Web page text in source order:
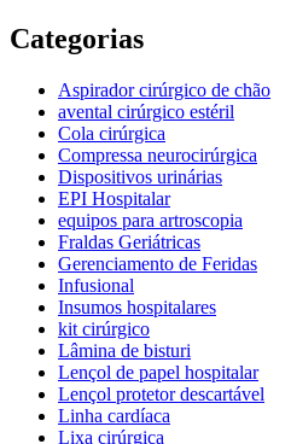
Categorias
Aspirador cirúrgico de chão
avental cirúrgico estéril
Cola cirúrgica
Compressa neurocirúrgica
Dispositivos urinárias
EPI Hospitalar
equipos para artroscopia
Fraldas Geriátricas
Gerenciamento de Feridas
Infusional
Insumos hospitalares
kit cirúrgico
Lâmina de bisturi
Lençol de papel hospitalar
Lençol protetor descartável
Linha cardíaca
Lixa cirúrgica